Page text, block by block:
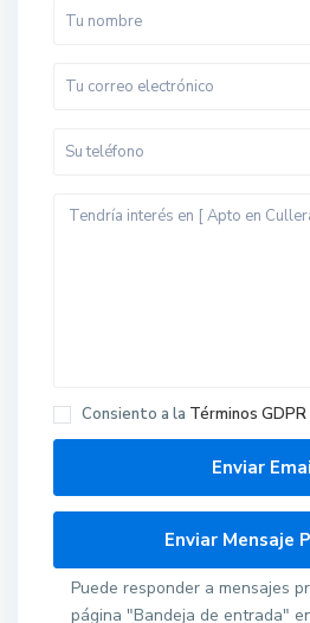
Consiento a la Términos GDPR
Puede responder a mensajes
página "Bandeja de entrada"